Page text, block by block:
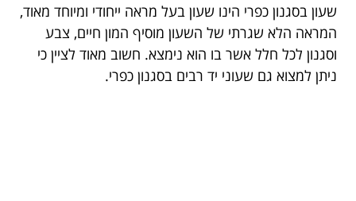
שעון בסגנון כפרי הינו שעון בעל מראה ייחודי ומיוחד מאוד,
המראה הלא שגרתי של השעון מוסיף המון חיים, צבע
וסגנון לכל חלל אשר בו הוא נימצא. חשוב מאוד לציין כי
ניתן למצוא גם שעוני יד רבים בסגנון כפרי.